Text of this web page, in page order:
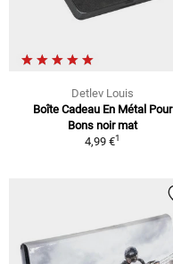
Detlev Louis
Boîte Cadeau En Métal Pour
Bons noir mat
4,99 €1